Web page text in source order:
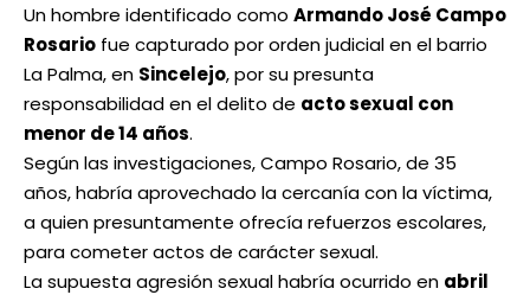
Un hombre identificado como Armando José Campo
Rosario fue capturado por orden judicial en el barrio
La Palma, en Sincelejo, por su presunta
responsabilidad en el delito de acto sexual con
menor de 14 años.
Según las investigaciones, Campo Rosario, de 35
años, habría aprovechado la cercanía con la víctima,
a quien presuntamente ofrecía refuerzos escolares,
para cometer actos de carácter sexual.
La supuesta agresión sexual habría ocurrido en abril